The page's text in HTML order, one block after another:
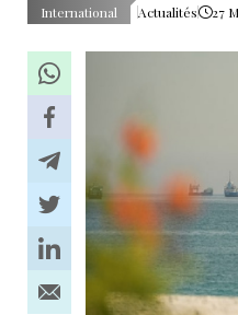
International Actualités 27